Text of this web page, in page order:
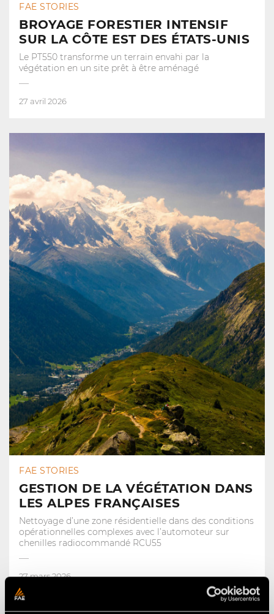
FAE STORIES
BROYAGE FORESTIER INTENSIF
SUR LA CÔTE EST DES ÉTATS-UNIS
Le PT550 transforme un terrain envahi par la
végétation en un site prêt à être aménagé
27 avril 2026
FAE STORIES
GESTION DE LA VÉGÉTATION DANS
LES ALPES FRANÇAISES
Nettoyage d’une zone résidentielle dans des conditions
opérationnelles complexes avec l’automoteur sur
chenilles radiocommandé RCU55
27 mars 2026